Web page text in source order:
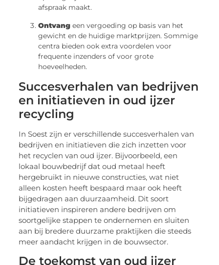
afspraak maakt.
Ontvang een vergoeding op basis van het
gewicht en de huidige marktprijzen. Sommige
centra bieden ook extra voordelen voor
frequente inzenders of voor grote
hoeveelheden.
Succesverhalen van bedrijven
en initiatieven in oud ijzer
recycling
In Soest zijn er verschillende succesverhalen van
bedrijven en initiatieven die zich inzetten voor
het recyclen van oud ijzer. Bijvoorbeeld, een
lokaal bouwbedrijf dat oud metaal heeft
hergebruikt in nieuwe constructies, wat niet
alleen kosten heeft bespaard maar ook heeft
bijgedragen aan duurzaamheid. Dit soort
initiatieven inspireren andere bedrijven om
soortgelijke stappen te ondernemen en sluiten
aan bij bredere duurzame praktijken die steeds
meer aandacht krijgen in de bouwsector.
De toekomst van oud ijzer